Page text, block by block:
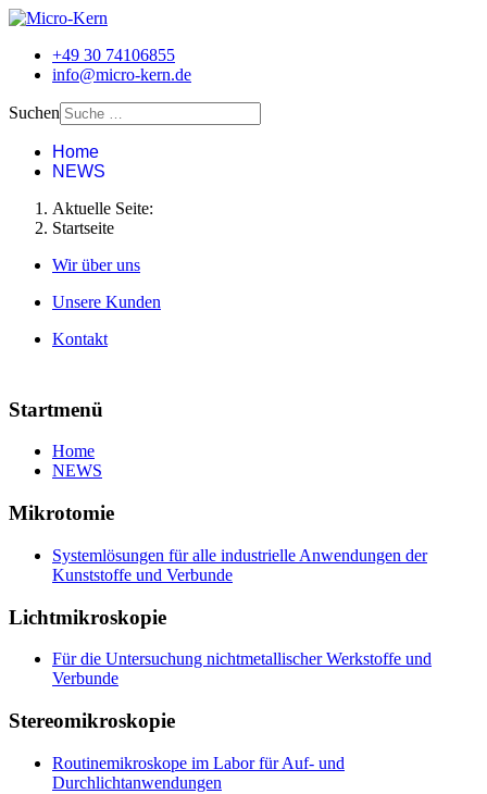
+49 30 74106855
info@micro-kern.de
Suchen
Home
NEWS
Aktuelle Seite:
Startseite
Wir über uns
Unsere Kunden
Kontakt
Startmenü
Home
NEWS
Mikrotomie
Systemlösungen für alle industrielle Anwendungen der
Kunststoffe und Verbunde
Lichtmikroskopie
Für die Untersuchung nichtmetallischer Werkstoffe und
Verbunde
Stereomikroskopie
Routinemikroskope im Labor für Auf- und
Durchlichtanwendungen